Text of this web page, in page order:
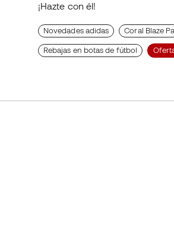
¡Hazte con él!
Novedades adidas Coral Blaze
Rebajas en botas de fútbol